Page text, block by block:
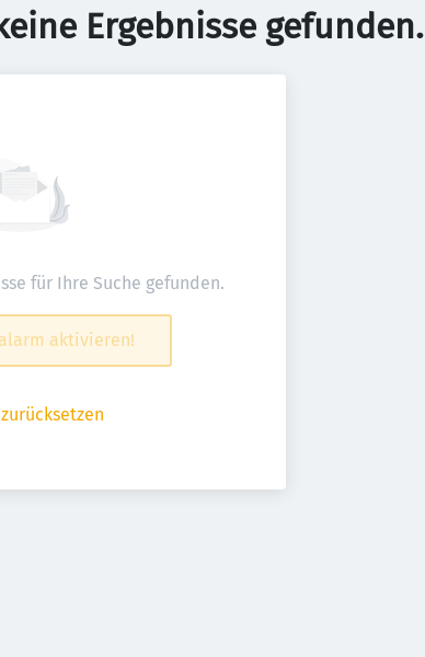
Ergebnisse gefunden.
für Ihre Suche gefunden.
aktivieren!